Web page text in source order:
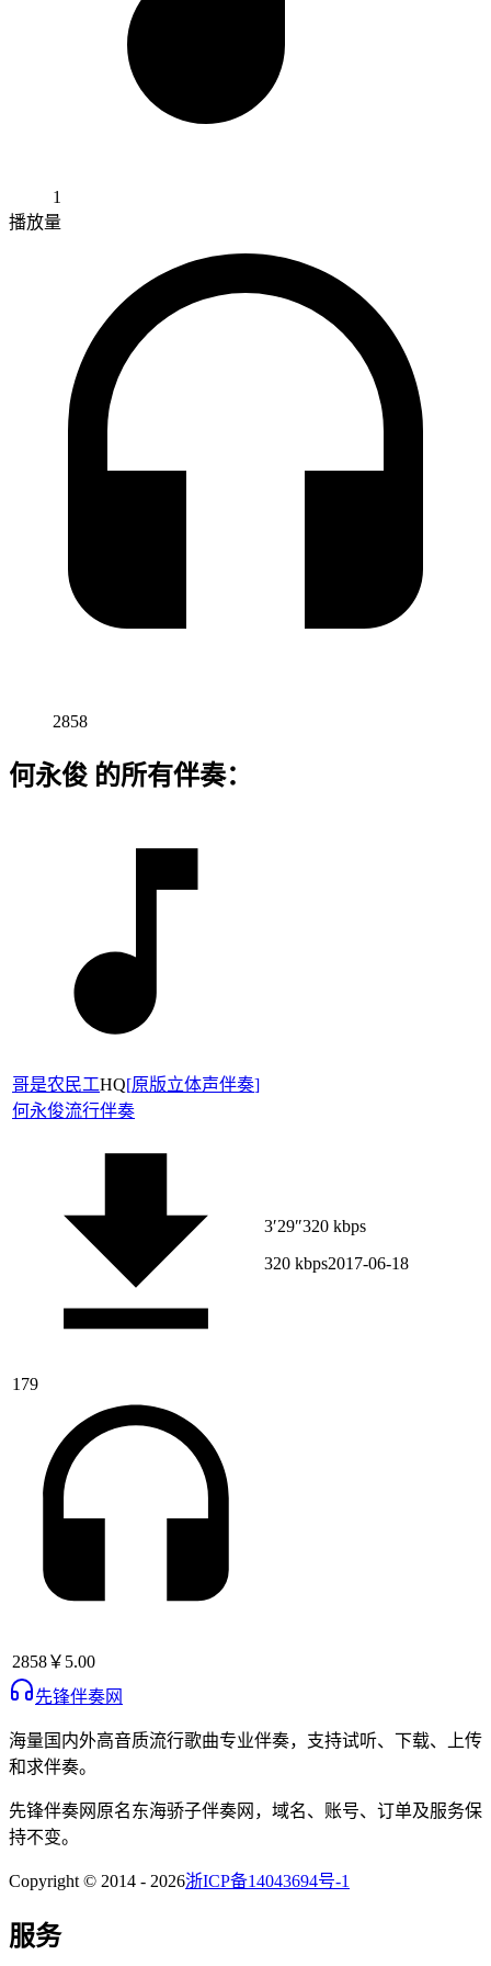
1
播放量
2858
何永俊 的所有伴奏：
哥是农民工HQ[原版立体声伴奏]
何永俊流行伴奏
179
2858￥5.00
3′29″320 kbps
320 kbps2017-06-18
先锋伴奏网
海量国内外高音质流行歌曲专业伴奏，支持试听、下载、上传
和求伴奏。
先锋伴奏网 原名东海骄子伴奏网 ，域名、账号、订单及服务保
持不变。
Copyright © 2014 - 2026浙ICP备14043694号-1
服务